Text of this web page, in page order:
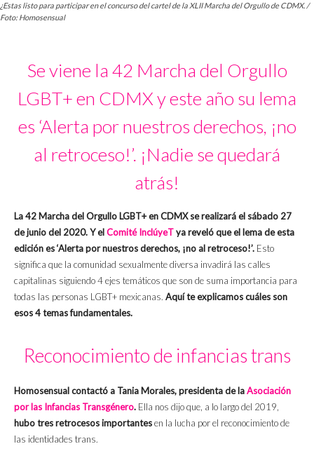
¿Estas listo para participar en el concurso del cartel de la XLII Marcha del Orgullo de CDMX. /
Foto: Homosensual
Se viene la 42 Marcha del Orgullo
LGBT+ en CDMX y este año su lema
es ‘Alerta por nuestros derechos, ¡no
al retroceso!’. ¡Nadie se quedará
atrás!
La 42 Marcha del Orgullo LGBT+ en CDMX se realizará el sábado 27
de junio del 2020. Y elComité InclúyeTya reveló que el lema de esta
edición es ‘Alerta por nuestros derechos, ¡no al retroceso!’. Esto
significa que la comunidad sexualmente diversa invadirá las calles
capitalinas siguiendo 4 ejes temáticos que son de suma importancia para
todas las personas LGBT+ mexicanas. Aquí te explicamos cuáles son
esos 4 temas fundamentales.
Reconocimiento de infancias trans
Homosensual contactó a Tania Morales, presidenta de laAsociación
por las Infancias Transgénero. Ella nos dijo que, a lo largo del 2019,
hubo tres retrocesos importantesen la lucha por el reconocimiento de
las identidades trans.